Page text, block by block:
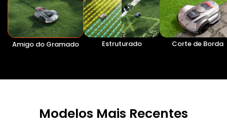
Amigo do Gramado Estruturado Corte de Borda
Modelos Mais Recentes